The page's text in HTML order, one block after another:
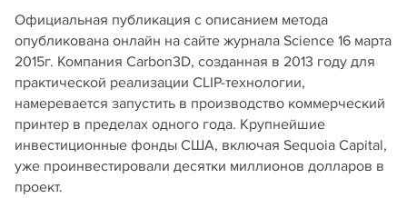
Официальная публикация с описанием метода
опубликована онлайн на сайте журнала Science 16 марта
2015г. Компания Carbon3D, созданная в 2013 году для
практической реализации CLIP-технологии,
намеревается запустить в производство коммерческий
принтер в пределах одного года. Крупнейшие
инвестиционные фонды США, включая Sequoia Capital,
уже проинвестировали десятки миллионов долларов в
проект.